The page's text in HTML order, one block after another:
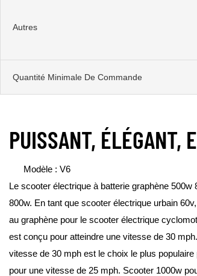
Autres
Quantité Minimale De Commande
PUISSANT, ÉLÉGANT,
Modèle : V6
Le scooter électrique à batterie graphène
800w. En tant que scooter électrique urbain
au graphène pour le scooter électrique
est conçu pour atteindre une vitesse de 30
vitesse de 30 mph est le choix le plus
pour une vitesse de 25 mph. Scooter 1000w